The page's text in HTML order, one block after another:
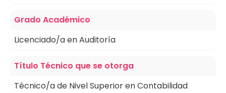
Grado Académico
Licenciado/a en Auditoría
Título Técnico que se otorga
Técnico/a de Nivel Superior en Contabilidad